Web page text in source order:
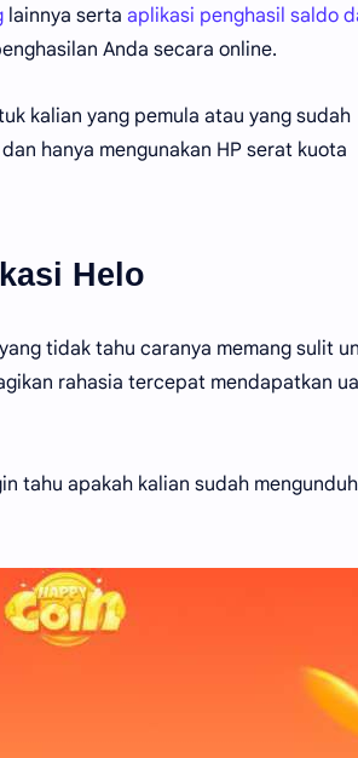
lainnya serta aplikasi penghasil saldo
Anda secara online.
kalian yang pemula atau yang sudah
hanya mengunakan HP serat kuota
Helo
tidak tahu caranya memang sulit
rahasia tercepat mendapatkan
tahu apakah kalian sudah mengunduh